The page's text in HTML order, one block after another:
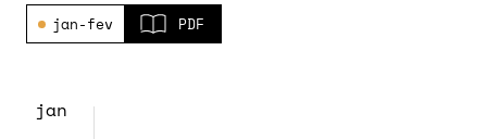
jan-fev PDF
jan